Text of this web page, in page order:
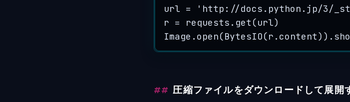
url = ' http://docs.python.jp/3/
r = requests. get (url)
Image. open(BytesIO(r.content)).
圧縮ファイルをダウンロードして展開